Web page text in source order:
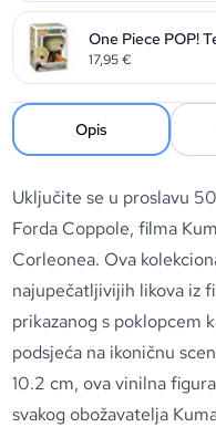
17,95€
Opis
Uključite se u proslavu
Forda Coppole, filma
Corleonea. Ova
najupečatljivijih likova iz
prikazanog s poklopcem
podsjeća na ikoničnu
10.2 cm, ova vinilna
svakog obožavatelja